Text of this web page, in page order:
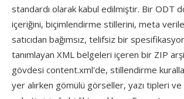
standardı olarak kabul edilmiştir. Bir ODT
içeriğini, biçimlendirme stillerini, meta
satıcıdan bağımsız, telifsiz bir
tanımlayan XML belgeleri içeren bir ZIP
gövdesi content.xml'de, stillendirme
yer alırken gömülü görseller, yazı tipleri